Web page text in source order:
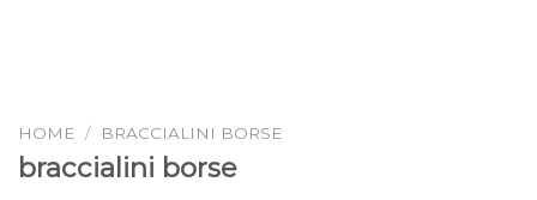
HOME / BRACCIALINI BORSE
braccialini borse